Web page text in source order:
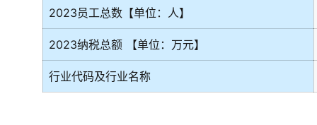
2023员工总数【单位：人】
2023纳税总额 【单位：万元】
行业代码及行业名称